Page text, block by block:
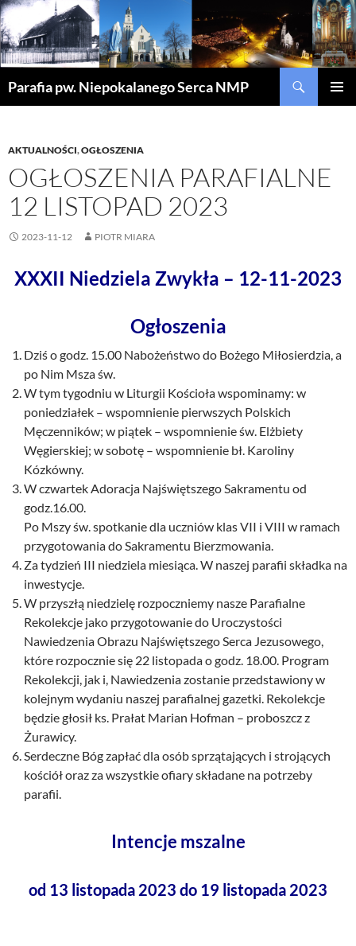
Parafia pw. Niepokalanego Serca NMP
AKTUALNOŚCI,OGŁOSZENIA
OGŁOSZENIA PARAFIALNE
12 LISTOPAD 2023
2023-11-12 PIOTR MIARA
XXXII Niedziela Zwykła – 12-11-2023
Ogłoszenia
Dziś o godz. 15.00 Nabożeństwo do Bożego Miłosierdzia, a
po Nim Msza św.
W tym tygodniu w Liturgii Kościoła wspominamy: w
poniedziałek – wspomnienie pierwszych Polskich
Męczenników; w piątek – wspomnienie św. Elżbiety
Węgierskiej; w sobotę – wspomnienie bł. Karoliny
Kózkówny.
W czwartek Adoracja Najświętszego Sakramentu od
godz.16.00.
Po Mszy św. spotkanie dla uczniów klas VII i VIII w ramach
przygotowania do Sakramentu Bierzmowania.
Za tydzień III niedziela miesiąca. W naszej parafii składka na
inwestycje.
W przyszłą niedzielę rozpoczniemy nasze Parafialne
Rekolekcje jako przygotowanie do Uroczystości
Nawiedzenia Obrazu Najświętszego Serca Jezusowego,
które rozpocznie się 22 listopada o godz. 18.00. Program
Rekolekcji, jak i, Nawiedzenia zostanie przedstawiony w
kolejnym wydaniu naszej parafialnej gazetki. Rekolekcje
będzie głosił ks. Prałat Marian Hofman – proboszcz z
Żurawicy.
Serdeczne Bóg zapłać dla osób sprzątających i strojących
kościół oraz za wszystkie ofiary składane na potrzeby
parafii.
Intencje mszalne
od 13 listopada 2023 do 19 listopada 2023